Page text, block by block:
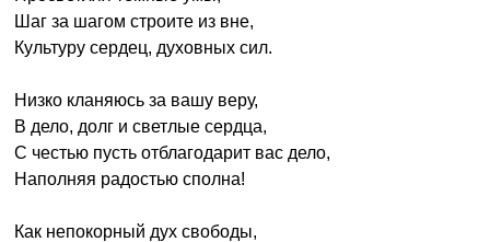
Шаг за шагом строите из вне,
Культуру сердец, духовных сил.
Низко кланяюсь за вашу веру,
В дело, долг и светлые сердца,
С честью пусть отблагодарит вас дело,
Наполняя радостью сполна!
Как непокорный дух свободы,